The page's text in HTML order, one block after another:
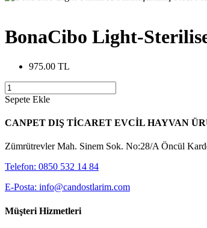
BonaCibo Light-
975.00 TL
Sepete Ekle
CANPET DIŞ TİCARET EVCİL HAYVAN
Zümrütrevler Mah. Sinem Sok. No:28/A Öncül
Telefon: 0850 532 14 84
E-Posta: info@candostlarim.com
Müşteri Hizmetleri